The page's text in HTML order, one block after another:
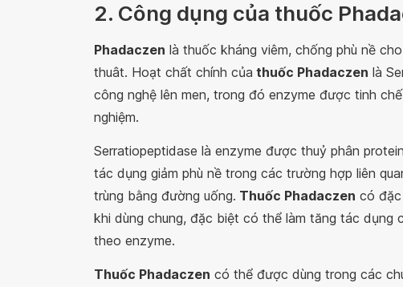
2. Công dụng của thuốc
Phadaczen là thuốc kháng viêm, chống phù nề
thuât. Hoạt chất chính của thuốc Phadaczen là
công nghệ lên men, trong đó enzyme được tinh
nghiệm.
Serratiopeptidase là enzyme được thuỷ phân
tác dụng giảm phù nề trong các trường hợp liên
trùng bằng đường uống. Thuốc Phadaczen có
khi dùng chung, đặc biệt có thể làm tăng tác dụng
theo enzyme.
Thuốc Phadaczen có thể được dùng trong các